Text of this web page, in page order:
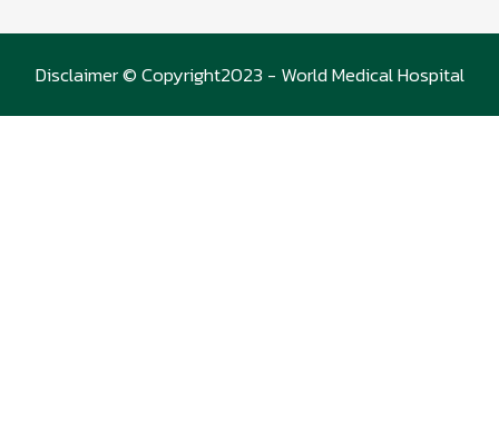
Disclaimer © Copyright2023 - World Medical Hospital